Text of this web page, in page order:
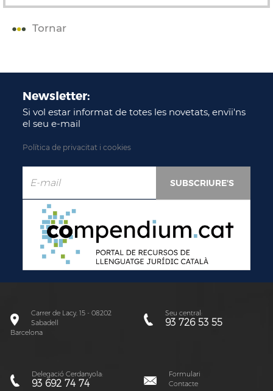
Tornar
Newsletter:
Si vol estar informat de totes les novetats, envïi'ns
el seu e-mail
Política de privacitat i cookies
Carrer de Lacy, 15 - 08202
Sabadell
Barcelona
Seu central:
93 726 53 55
Delegació Cerdanyola:
93 692 74 74
Formulari
Contacte